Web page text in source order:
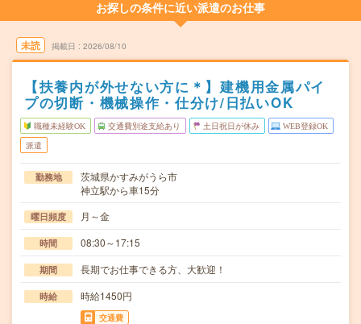
お探しの条件に近い派遣のお仕事
未読 掲載日 2026/08/10
【扶養内が外せない方に＊】建機用金属パイ
プの切断・機械操作・仕分け/日払いOK
職種未経験OK 交通費別途支給あり 土日祝日が休み WEB登録OK
派遣
勤務地
茨城県かすみがうら市
神立駅から車15分
曜日頻度 月～金
時間 08:30～17:15
期間 長期でお仕事できる方、大歓迎！
時給 時給1450円
交通費